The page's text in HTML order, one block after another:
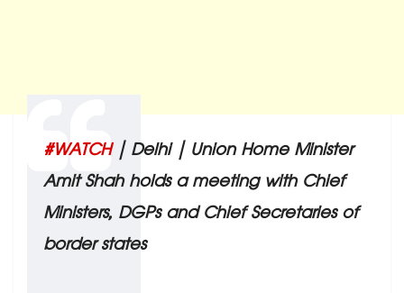
#WATCH| Delhi | Union Home Minister
Amit Shah holds a meeting with Chief
Ministers, DGPs and Chief Secretaries of
border states